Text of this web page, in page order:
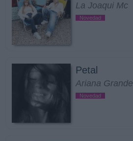
La Joaqui Mc
Novedad
Petal
Ariana Grande
Novedad